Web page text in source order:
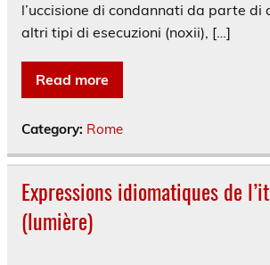
l’uccisione di condannati da parte di
altri tipi di esecuzioni (noxii), […]
Read more
Category: Rome
Expressions idiomatiques de
(lumière)